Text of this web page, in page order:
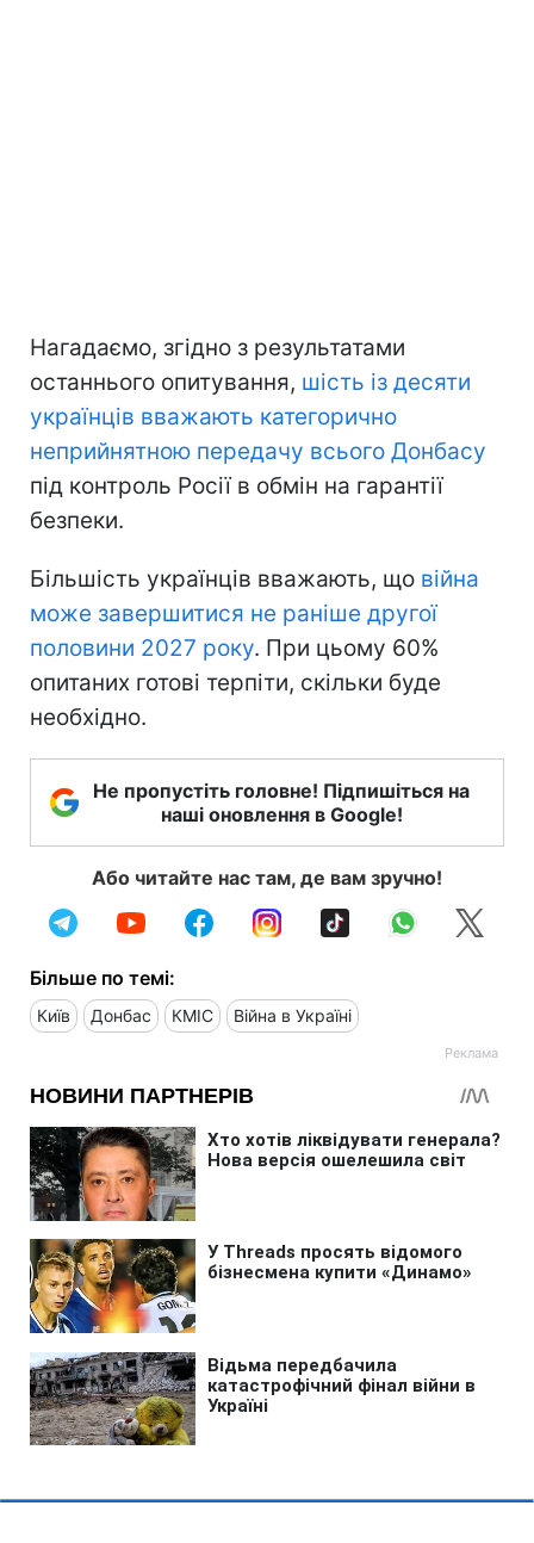
Нагадаємо, згідно з результатами
останнього опитування, шість із десяти
українців вважають категорично
неприйнятною передачу всього Донбасу
під контроль Росії в обмін на гарантії
безпеки.
Більшість українців вважають, що війна
може завершитися не раніше другої
половини 2027 року. При цьому 60%
опитаних готові терпіти, скільки буде
необхідно.
Не пропустіть головне! Підпишіться на
наші оновлення в Google!
Або читайте нас там, де вам зручно!
Більше по темі:
Київ Донбас КМІС Війна в Україні